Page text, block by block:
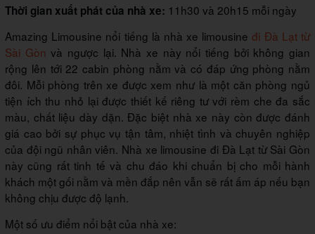
Thời gian xuất phát của nhà xe: 11h30 và 20h15 mỗi ngày
Amazing Limousine nổi tiếng là nhà xe limousineđi Đà Lạttừ
Sài Gòn và ngược lại. Nhà xe này nổi tiếng bởi không gian
rộng lên tới 22 cabin phòng nằm và có đáp ứng phòng nằm
đôi. Mỗi phòng trên xe được xem như là một căn phòng ngủ
tiện ích thu nhỏ lại được thiết kế riêng tư với rèm che đa sắc
màu, chất liệu dày dặn. Đặc biệt nhà xe này còn được đánh
giá cao bởi sự phục vụ tận tâm, nhiệt tình và chuyên nghiệp
của đội ngũ nhân viên. Nhà xe limousine đi Đà Lạt từ Sài Gòn
này cũng rất tinh tế và chu đáo khi chuẩn bị cho mỗi hành
khách một gối nằm và mền đắp nên vẫn sẽ rất ấm áp nếu bạn
không chịu được độ lạnh.
Một số ưu điểm nổi bật của nhà xe: